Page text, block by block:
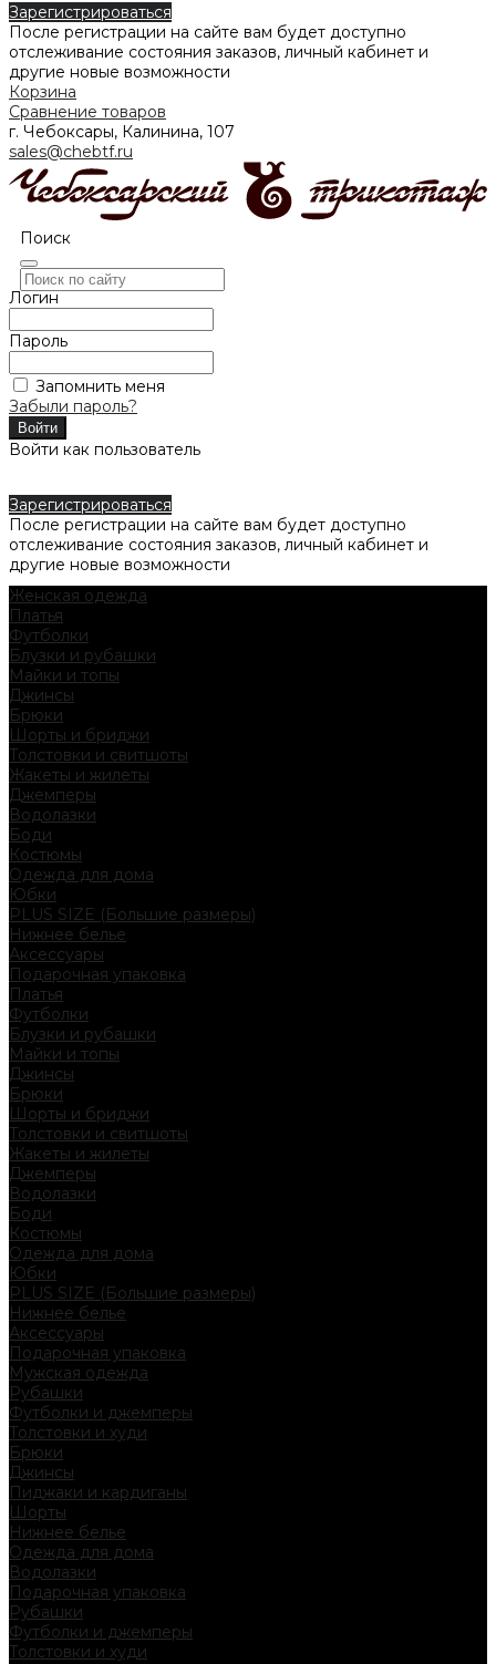
Зарегистрироваться
После регистрации на сайте вам будет доступно
отслеживание состояния заказов, личный кабинет и
другие новые возможности
Корзина
Сравнение товаров
г. Чебоксары, Калинина, 107
sales@chebtf.ru
Поиск
Логин
Пароль
Запомнить меня
Забыли пароль?
Войти как пользователь
Зарегистрироваться
После регистрации на сайте вам будет доступно
отслеживание состояния заказов, личный кабинет и
другие новые возможности
Женская одежда
Платья
Футболки
Блузки и рубашки
Майки и топы
Джинсы
Брюки
Шорты и бриджи
Толстовки и свитшоты
Жакеты и жилеты
Джемперы
Водолазки
Боди
Костюмы
Одежда для дома
Юбки
PLUS SIZE (Большие размеры)
Нижнее белье
Аксессуары
Подарочная упаковка
Платья
Футболки
Блузки и рубашки
Майки и топы
Джинсы
Брюки
Шорты и бриджи
Толстовки и свитшоты
Жакеты и жилеты
Джемперы
Водолазки
Боди
Костюмы
Одежда для дома
Юбки
PLUS SIZE (Большие размеры)
Нижнее белье
Аксессуары
Подарочная упаковка
Мужская одежда
Рубашки
Футболки и джемперы
Толстовки и худи
Брюки
Джинсы
Пиджаки и кардиганы
Шорты
Нижнее белье
Одежда для дома
Водолазки
Подарочная упаковка
Рубашки
Футболки и джемперы
Толстовки и худи